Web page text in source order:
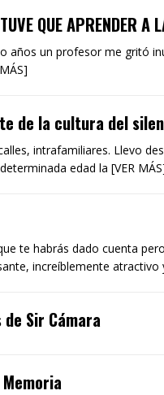
QUE APRENDER A
años un profesor me gritó
de la cultura del
intrafamiliares. Llevo
edad la [VER
te habrás dado cuenta
increíblemente atractivo
Sir Cámara